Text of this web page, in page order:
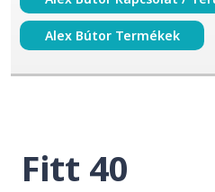
Alex Bútor Termékek
Fitt 40